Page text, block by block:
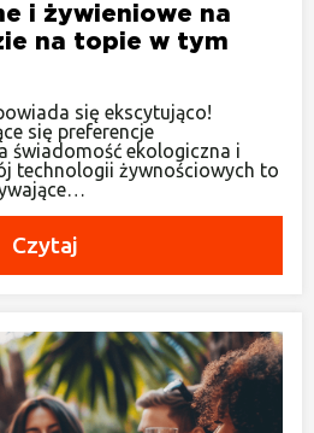
i żywieniowe na
na topie w tym
się ekscytująco!
się preferencje
świadomość ekologiczna i
technologii żywnościowych to
Czytaj